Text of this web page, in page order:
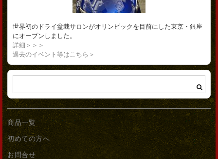
世界初のドライ盆栽サロンがオリンピックを目前にした東京・銀座
にオープンしました。
詳細＞＞＞
過去のイベント等はこちら＞
商品一覧
初めての方へ
お問合せ